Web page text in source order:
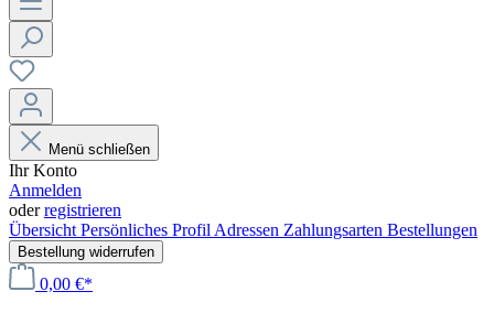
Menü schließen
Ihr Konto
Anmelden
oderregistrieren
Übersicht Persönliches Profil Adressen Zahlungsarten Bestellungen
Bestellung widerrufen
0,00 €*